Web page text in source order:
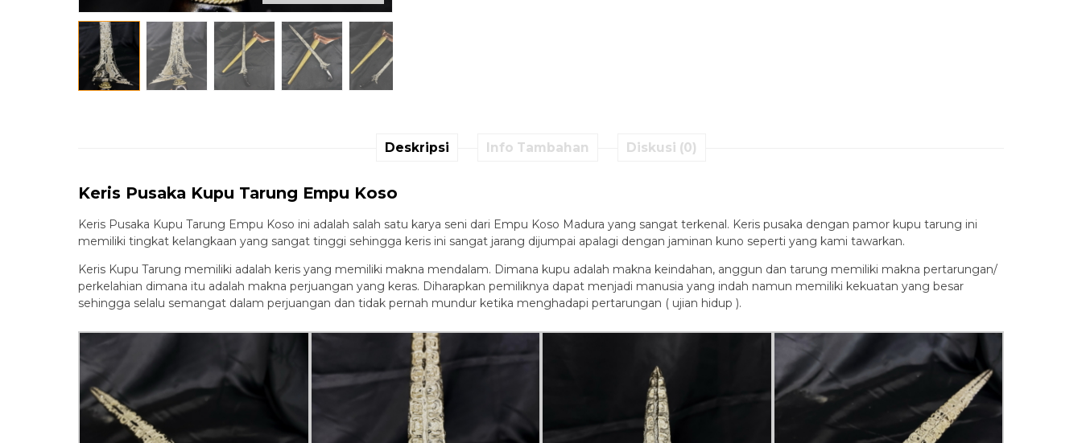
Deskripsi Info Tambahan Diskusi (0)
Keris Pusaka Kupu Tarung Empu Koso
Keris Pusaka Kupu Tarung Empu Koso ini adalah salah satu karya seni dari Empu Koso Madura yang sangat terkenal. Keris pusaka dengan pamor kupu tarung ini
memiliki tingkat kelangkaan yang sangat tinggi sehingga keris ini sangat jarang dijumpai apalagi dengan jaminan kuno seperti yang kami tawarkan.
Keris Kupu Tarung memiliki adalah keris yang memiliki makna mendalam. Dimana kupu adalah makna keindahan, anggun dan tarung memiliki makna pertarungan/
perkelahian dimana itu adalah makna perjuangan yang keras. Diharapkan pemiliknya dapat menjadi manusia yang indah namun memiliki kekuatan yang besar
sehingga selalu semangat dalam perjuangan dan tidak pernah mundur ketika menghadapi pertarungan ( ujian hidup ).